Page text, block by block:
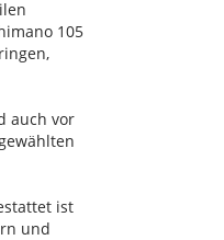
105
auch vor
ist
und